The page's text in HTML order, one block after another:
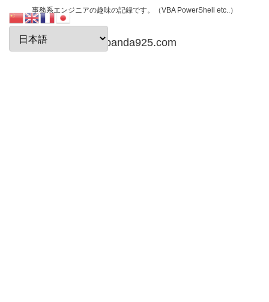
事務系エンジニアの趣味の記録です。（VBA PowerShell etc..）
papanda925.com